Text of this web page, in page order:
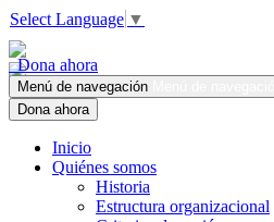
Select Language ▼
Dona ahora
Menú de navegación
Dona ahora
Inicio
Quiénes somos
Historia
Estructura organizacional